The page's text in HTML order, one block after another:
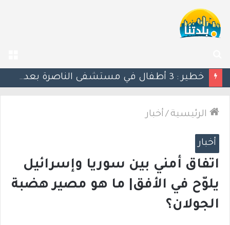
عن
منتدى رؤساء السلطات المحلية في وادي عارة: نداء عاجل للأهالي بشأن إخطارات سلطة الأراضي
الرئيسية / أخبار
أخبار
اتفاق أمني بين سوريا وإسرائيل
يلوّح في الأفق| ما هو مصير هضبة
الجولان؟